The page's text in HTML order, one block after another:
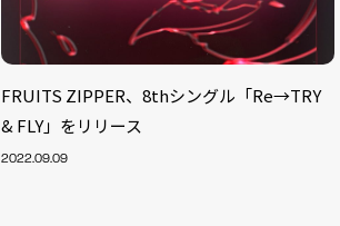
FRUITS ZIPPER、8thシングル「Re→TRY
& FLY」をリリース
2022.09.09